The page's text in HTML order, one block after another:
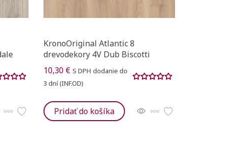
KronoOriginal Atlantic 8
drevodekory 4V Dub Biscotti
10,30 € S DPH dodanie do
3 dní (INF.OD)
Pridať do košíka